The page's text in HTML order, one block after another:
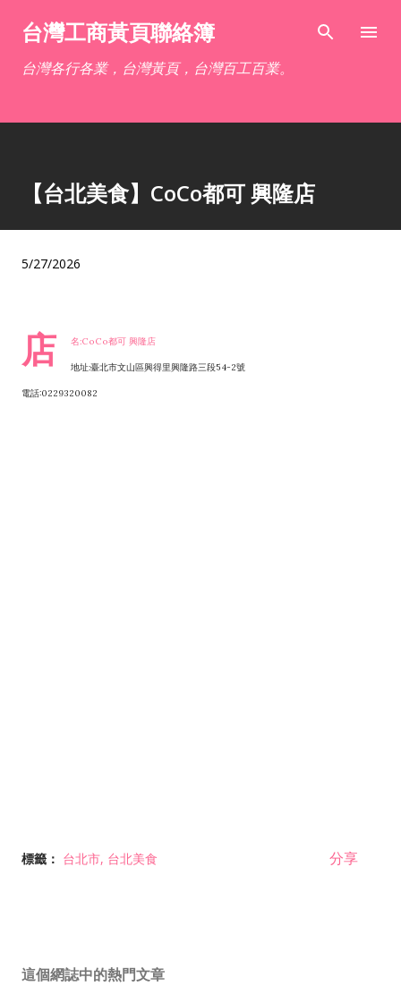
跳到主要內容
台灣工商黃頁聯絡簿
台灣各行各業，台灣黃頁，台灣百工百業。
【台北美食】CoCo都可 興隆店
5/27/2026
店 名:CoCo都可 興隆店
地址:臺北市文山區興得里興隆路三段54-2號
電話:0229320082
標籤： 台北市 台北美食 分享
這個網誌中的熱門文章